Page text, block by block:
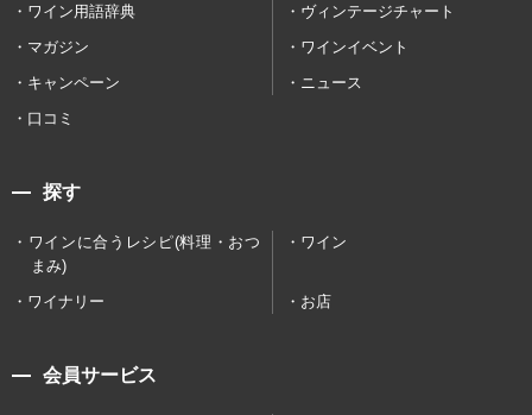
ワイン用語辞典
ヴィンテージチャート
マガジン
ワインイベント
キャンペーン
ニュース
口コミ
探す
ワインに合うレシピ(料理・おつ
まみ)
ワイン
ワイナリー お店
会員サービス